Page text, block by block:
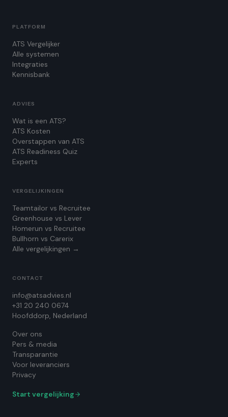
PLATFORM
ATS Vergelijker
Alle systemen
Integraties
Kennisbank
ADVIES
Wat is een ATS?
ATS Kosten
Overstappen van ATS
ATS Readiness Quiz
Experts
VERGELIJKINGEN
Teamtailor vs Recruitee
Greenhouse vs Lever
Homerun vs Recruitee
Bullhorn vs Carerix
Alle vergelijkingen →
CONTACT
info@atsadvies.nl
+31 20 240 0674
Hoofddorp, Nederland
Over ons
Pers & media
Transparantie
Voor leveranciers
Privacy
Start vergelijking